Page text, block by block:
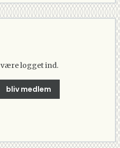
være logget ind.
bliv medlem